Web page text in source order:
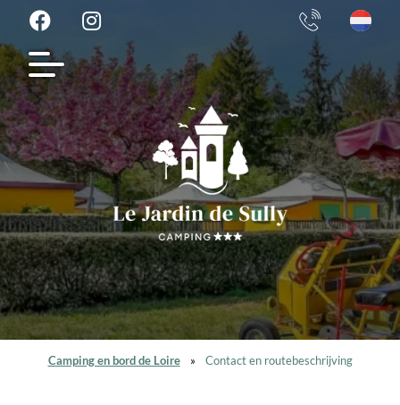
Camping en bord de Loire » Contact en routebeschrijving